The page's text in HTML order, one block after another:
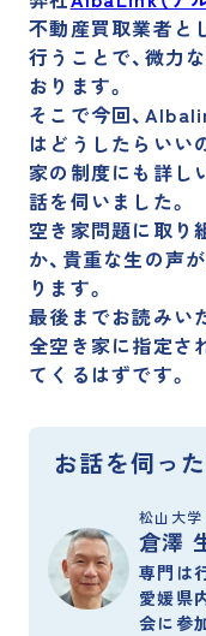
訳あり物件買取プロ
不動産投資の森
不動産買取業者と
行うことで、微力
おります。
そこで今回、
はどうしたらいい
家の制度にも詳し
話を伺いました。
空き家問題に取り
か、貴重な生の声
ります。
最後までお読みい
全空き家に指定さ
てくるはずです。
お話を伺っ
松山大
倉澤
専門は
愛媛県
会に参